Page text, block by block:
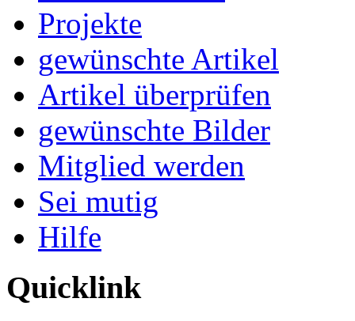
Projekte
gewünschte Artikel
Artikel überprüfen
gewünschte Bilder
Mitglied werden
Sei mutig
Hilfe
Quicklink